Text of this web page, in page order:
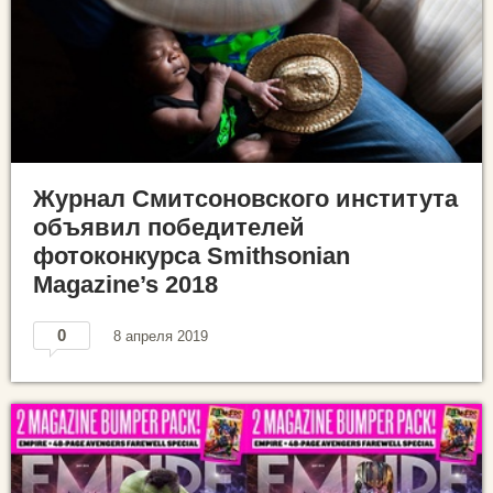
Журнал Смитсоновского института
объявил победителей
фотоконкурса Smithsonian
Magazine’s 2018
0 8 апреля 2019